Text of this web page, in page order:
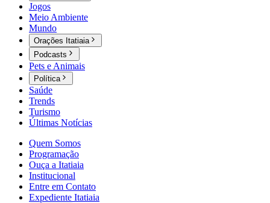
Jogos
Meio Ambiente
Mundo
Orações Itatiaia
Podcasts
Pets e Animais
Política
Saúde
Trends
Turismo
Últimas Notícias
Quem Somos
Programação
Ouça a Itatiaia
Institucional
Entre em Contato
Expediente Itatiaia